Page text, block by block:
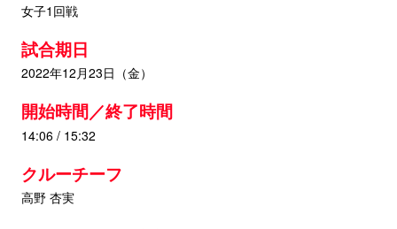
女子1回戦
試合期日
2022年12月23日（金）
開始時間／終了時間
14:06 / 15:32
クルーチーフ
高野 杏実